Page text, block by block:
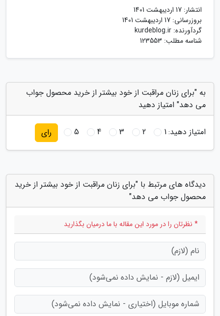
انتشار: 17 اردیبهشت 1401
بروزرسانی: 17 اردیبهشت 1401
گردآورنده: kurdeblog.ir
شناسه مطلب: 123553
به "برای زنان مراقبت از خود بیشتر از خرید محصول جواب
می دهد" امتیاز دهید
امتیاز دهید:1
2
3
4
5 رای
دیدگاه های مرتبط با "برای زنان مراقبت از خود بیشتر از خرید
محصول جواب می دهد"
* نظرتان را در مورد این مقاله با ما درمیان بگذارید